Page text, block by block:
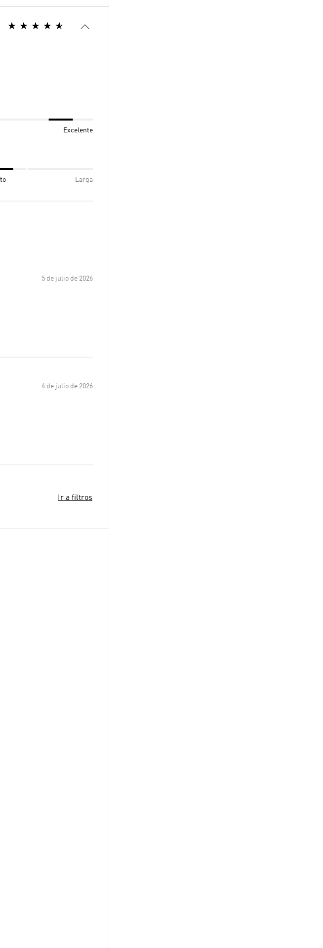
Excelente
Larga
5 de julio de 2026
4 de julio de 2026
Ir a filtros